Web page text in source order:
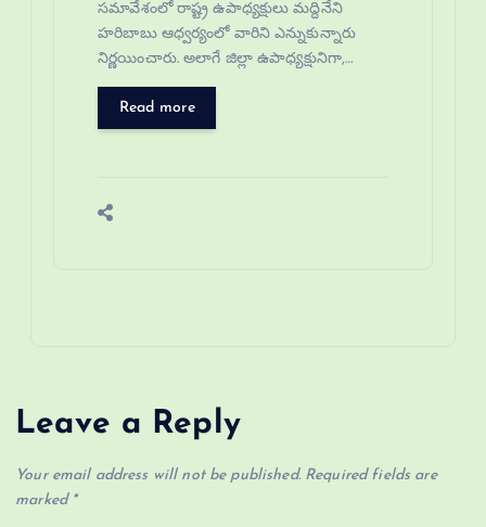
సమావేశంలో రాష్ట్ర ఉపాధ్యక్షులు మద్దినేని
హరిబాబు ఆధ్వర్యంలో వారిని ఎన్నుకున్నారు
నిర్ణయించారు. అలాగే జిల్లా ఉపాధ్యక్షునిగా,…
Read more
Leave a Reply
Your email address will not be published. Required fields are
marked *